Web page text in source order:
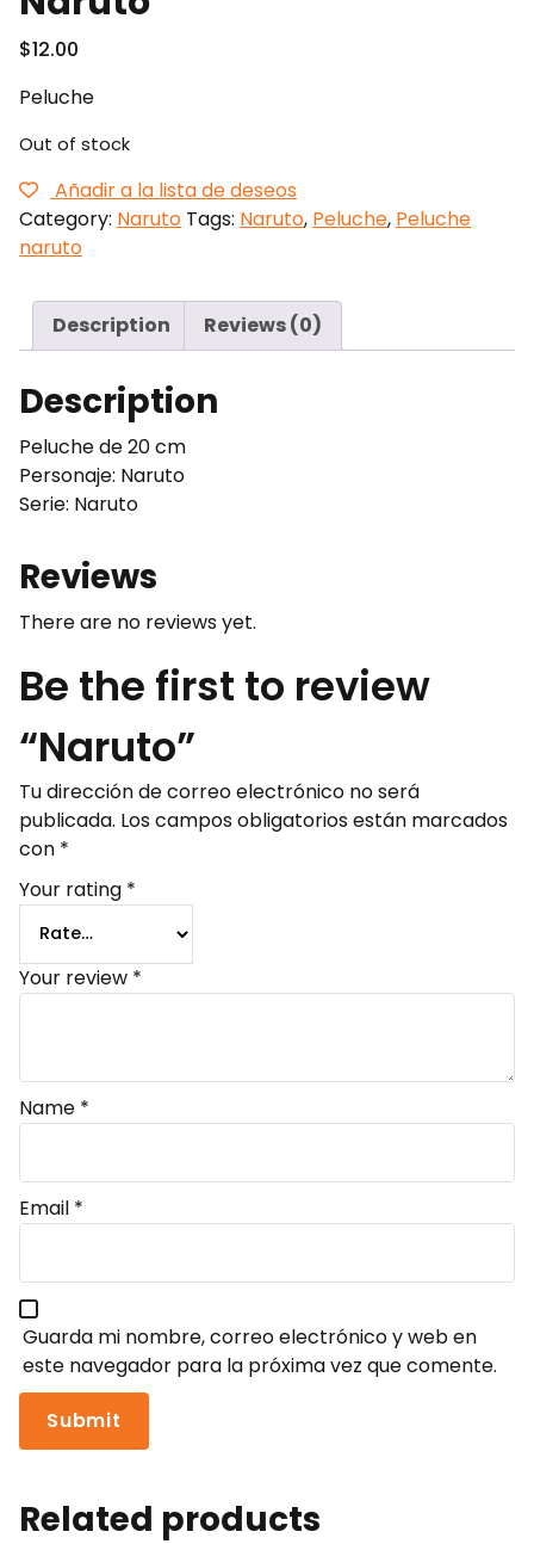
$12.00
Peluche
Out of stock
Añadir a la lista de deseos
Category: Naruto Tags: Naruto, Peluche, Peluche
naruto
Description Reviews (0)
Description
Peluche de 20 cm
Personaje: Naruto
Serie: Naruto
Reviews
There are no reviews yet.
Be the first to review
“Naruto”
Tu dirección de correo electrónico no será
publicada. Los campos obligatorios están marcados
con *
Your rating *
Your review *
Name *
Email *
Guarda mi nombre, correo electrónico y web en
este navegador para la próxima vez que comente.
Related products